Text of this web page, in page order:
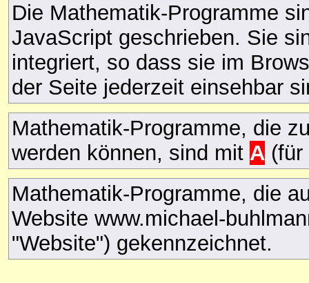
Die Mathematik-Programme
JavaScript geschrieben. Sie
integriert, so dass sie im
der Seite jederzeit einsehbar
Mathematik-Programme, die
werden können, sind mit A
Mathematik-Programme, die
Website www.michael-
"Website") gekennzeichnet.